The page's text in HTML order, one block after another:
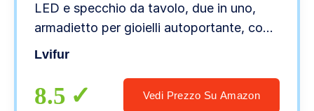
LED e specchio da tavolo, due in uno,
armadietto per gioielli autoportante, con
serratura, per collane, orologi da polso,
Lvifur
8.5 Vedi Prezzo Su Amazon